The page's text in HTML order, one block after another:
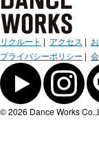
リクルート | アクセス |
プライバシーポリシー |
© 2026 Dance Works